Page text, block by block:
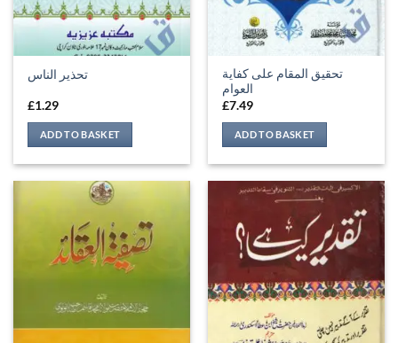
تحذیر الناس
£1.29
ADD TO BASKET
تحقيق المقام على كفاية
العوام
£7.49
ADD TO BASKET